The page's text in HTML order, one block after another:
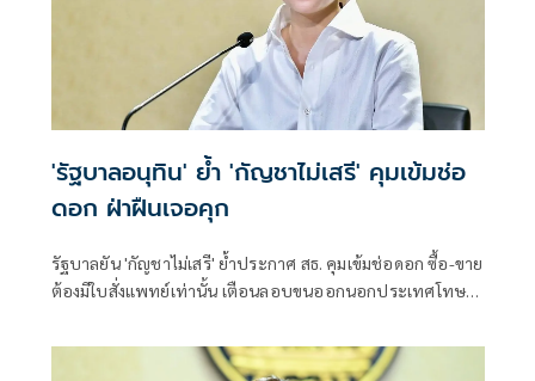
'รัฐบาลอนุทิน' ย้ำ 'กัญชาไม่เสรี' คุมเข้มช่อ
ดอก ฝ่าฝืนเจอคุก
รัฐบาลยัน 'กัญชาไม่เสรี' ย้ำประกาศ สธ. คุมเข้มช่อดอก ซื้อ-ขาย
ต้องมีใบสั่งแพทย์เท่านั้น เตือนลอบขนออกนอกประเทศโทษ